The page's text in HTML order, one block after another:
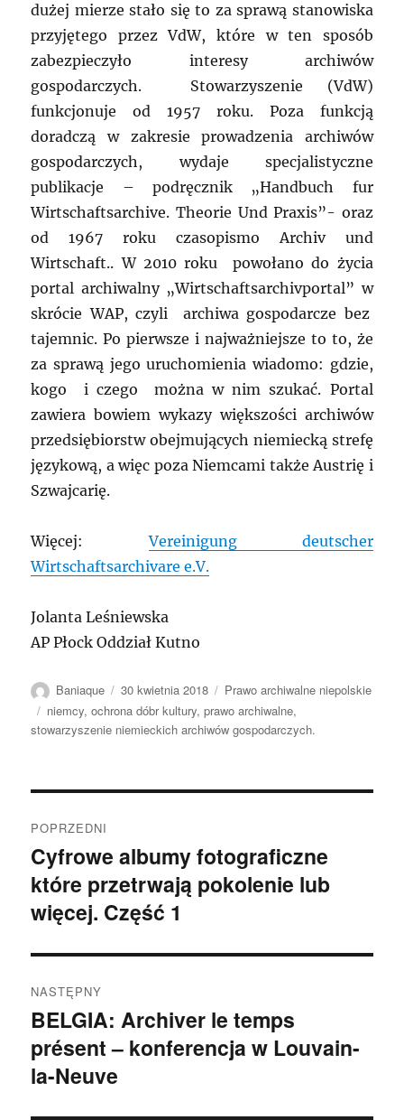
dużej mierze stało się to za sprawą stanowiska
przyjętego przez VdW, które w ten sposób
zabezpieczyło interesy archiwów
gospodarczych. Stowarzyszenie (VdW)
funkcjonuje od 1957 roku. Poza funkcją
doradczą w zakresie prowadzenia archiwów
gospodarczych, wydaje specjalistyczne
publikacje – podręcznik „Handbuch fur
Wirtschaftsarchive. Theorie Und Praxis”- oraz
od 1967 roku czasopismo Archiv und
Wirtschaft.. W 2010 roku powołano do życia
portal archiwalny „Wirtschaftsarchivportal” w
skrócie WAP, czyli archiwa gospodarcze bez
tajemnic. Po pierwsze i najważniejsze to to, że
za sprawą jego uruchomienia wiadomo: gdzie,
kogo i czego można w nim szukać. Portal
zawiera bowiem wykazy większości archiwów
przedsiębiorstw obejmujących niemiecką strefę
językową, a więc poza Niemcami także Austrię i
Szwajcarię.
Więcej:Vereinigung deutscher
Wirtschaftsarchivare e.V.
Jolanta Leśniewska
AP Płock Oddział Kutno
Autor
Baniaque
Data
publikacji
30 kwietnia 2018 Kategorie
Prawo archiwalne niepolskie
Tagi
niemcy,ochrona dóbr kultury,prawo archiwalne,
stowarzyszenie niemieckich archiwów gospodarczych.
wpisu
POPRZEDNI
Poprzedni
wpis:
Cyfrowe albumy fotograficzne
które przetrwają pokolenie lub
więcej. Część 1
NASTĘPNY
Następny
wpis:
BELGIA: Archiver le temps
présent – konferencja w Louvain-
la-Neuve